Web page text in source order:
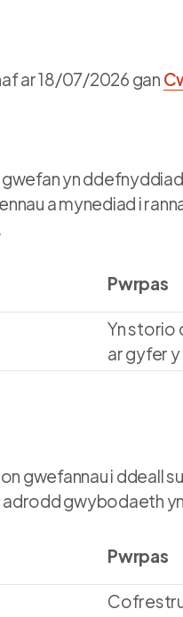
ar 18/07/2026 gan
gwefan yn
a mynediad i
Pwrpas
Yn storio
ar gyfer
gwefannau i ddeall
gwybodaeth
Pwrpas